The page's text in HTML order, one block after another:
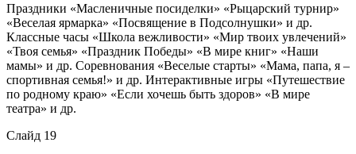
Праздники «Масленичные посиделки» «Рыцарский турнир»
«Веселая ярмарка» «Посвящение в Подсолнушки» и др.
Классные часы «Школа вежливости» «Мир твоих увлечений»
«Твоя семья» «Праздник Победы» «В мире книг» «Наши
мамы» и др. Соревнования «Веселые старты» «Мама, папа, я –
спортивная семья!» и др. Интерактивные игры «Путешествие
по родному краю» «Если хочешь быть здоров» «В мире
театра» и др.
Слайд 19